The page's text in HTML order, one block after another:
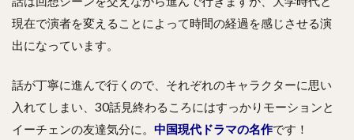
現在で演者を変えることによって時間の経過を感じさせる演
出になっています。
話が丁寧に進んで行くので、それぞれのキャラクターに思い
入れてしまい、30話見終わるころにはすっかりモーションと
イーチェンの友達気分に。 中国現代ドラマの名作です！